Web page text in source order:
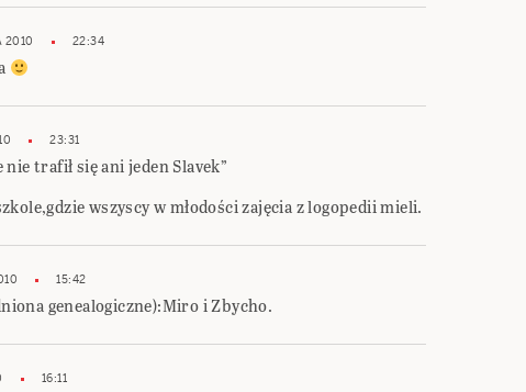
2010 22:34
23:31
trafił się ani jeden Slavek”
wszyscy w młodości zajęcia z logopedii mieli.
15:42
genealogiczne):Miro i Zbycho.
16:11